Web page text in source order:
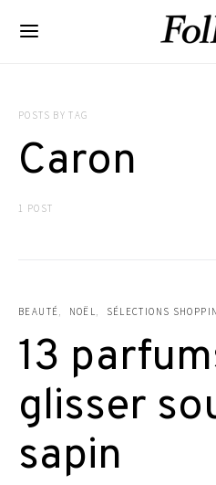
POSTS BY TAG
Caron
1 POST
BEAUTÉ NOËL SÉLECTIONS
13
glisser
sapin